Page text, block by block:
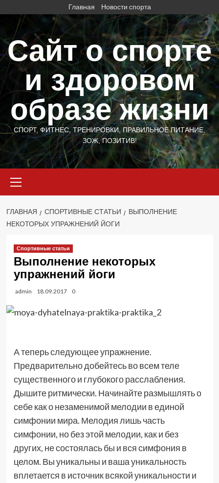
содержимому
Главная Новости спорта
Сайт о спорте
и здоровом
образе жизни
СПОРТ, ФИТНЕС, ТРЕНИРОВКИ, ПРАВИЛЬНОЕ ПИТАНИЕ,
ЗОЖ, ПОЗИТИВ!
меню
ГЛАВНАЯ СПОРТИВНЫЕ СТАТЬИ
ВЫПОЛНЕНИЕ
НЕКОТОРЫХ УПРАЖНЕНИЙ ЙОГИ
Спортивные статьи
Выполнение некоторых
упражнений йоги
admin 18.09.2017 0
А теперь следующее упражнение.
Предварительно добейтесь во всем теле
существенного и глубокого расслабления.
Дышите ритмически. Начинайте размышлять о
себе как о незаменимой мелодии в единой
симфонии мира. Мелодия лишь часть
симфонии, но без этой мелодии, как и без
других, не состоялась бы и вся симфония в
целом. Вы уникальны и ваша уникальность
вплетается в источник всякой уникальности и